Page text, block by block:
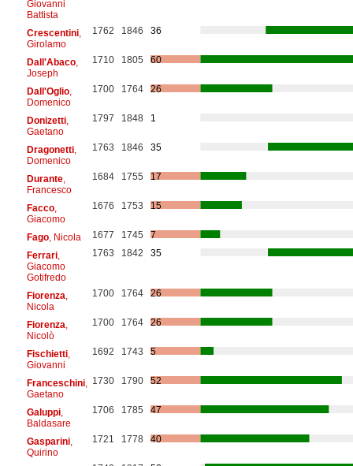
Giovanni
Battista
Crescentini,
Girolamo
1762 1846 36
Dall'Abaco,
Joseph
1710 1805 60
Dall'Oglio,
Domenico
1700 1764 26
Donizetti,
Gaetano
1797 1848 1
Dragonetti,
Domenico
1763 1846 35
Durante,
Francesco
1684 1755 17
Facco,
Giacomo
1676 1753 15
Fago, Nicola 1677 1745
7
Ferrari,
Giacomo
Gotifredo
1763 1842 35
Fiorenza
Nicola
1700 1764 26
Fiorenza
Nicolò
1700 1764 26
Fischietti,
Giovanni
1692 1743 5
Franceschini,
Gaetano
1730 1790 52
Galuppi,
Baldasare
1706 1785 47
Gasparini,
Quirino
1721 1778 40